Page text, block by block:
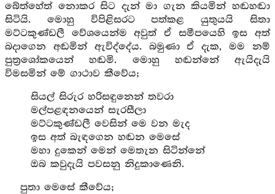
බේත්හේත් නොකර සිට දැන් මා ගැන කියමින් හඬහඬා
සිටියි. මොහු විපිළිසරට පත්කළ යුතුයයි සිතා
මට්ටකුණ්ඩලී වේශයෙන්ම අවුත් ඒ සමීපයෙහි ඉස අත්
බදාගෙන අඬමින් ඇවිද්දේය. බමුණා ඒ දැක, මම නම්
පුත්‍රශෝකයෙන් හඬමි. මොහු හඬන්නේ ඇයිදැයි
විමසමින් මේ ගාථාව කීවේය;
සියල් සිරුර හරිසඳුනෙන් තවරා
මල්පළඳනයෙන් සැරසීලා
මට්ටකුණ්ඩලී වෙසින් මෙ වන මැද
ඉස අත් බැඳගෙන හඬන මෙසේ
මහා දුකෙන් මෙන් මෙතැන සිටින්නේ
ඔබ කවුදැයි පවසනු නිදුකාණෙනි.
පුතා මෙසේ කීවේය;